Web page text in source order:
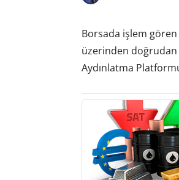
Borsada işlem gören
üzerinden doğrudan
Aydınlatma